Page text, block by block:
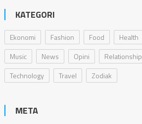
KATEGORI
Ekonomi Fashion Food Health
Music
News Opini Relationship
Technology
Travel Zodiak
META